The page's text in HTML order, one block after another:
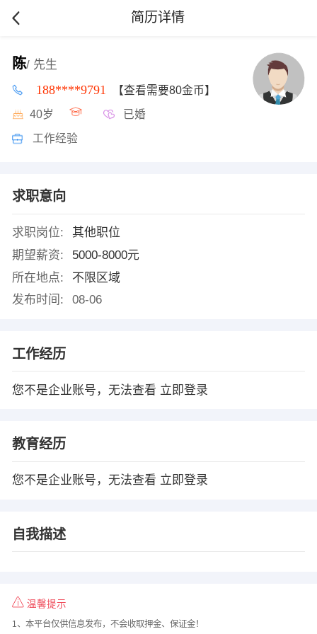
简历详情
陈/ 先生
188****9791 【查看需要80金币】
40岁 已婚
工作经验
求职意向
求职岗位:
其他职位
期望薪资:
5000-8000元
所在地点:
不限区域
发布时间:
08-06
工作经历
您不是企业账号，无法查看 立即登录
教育经历
您不是企业账号，无法查看 立即登录
自我描述
温馨提示
1、本平台仅供信息发布，不会收取押金、保证金！